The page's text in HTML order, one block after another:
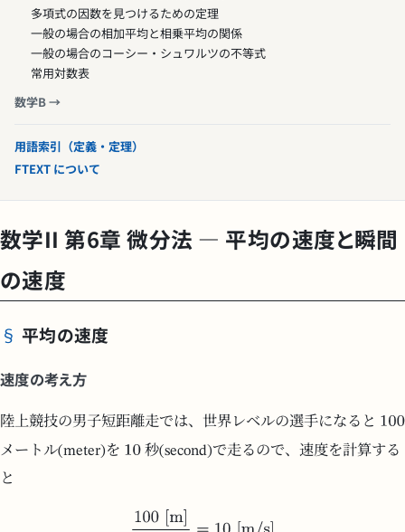
多項式の因数を見つけるための定理
一般の場合の相加平均と相乗平均の関係
一般の場合のコーシー・シュワルツの不等式
常用対数表
数学B →
用語索引（定義・定理）
FTEXT について
数学II 第6章 微分法 — 平均の速度と瞬間
の速度
平均の速度
速度の考え方
陸上競技の男子短距離走では、世界レベルの選手になると
メートル(meter)を
秒(second)で走るので、速度を計算する
と